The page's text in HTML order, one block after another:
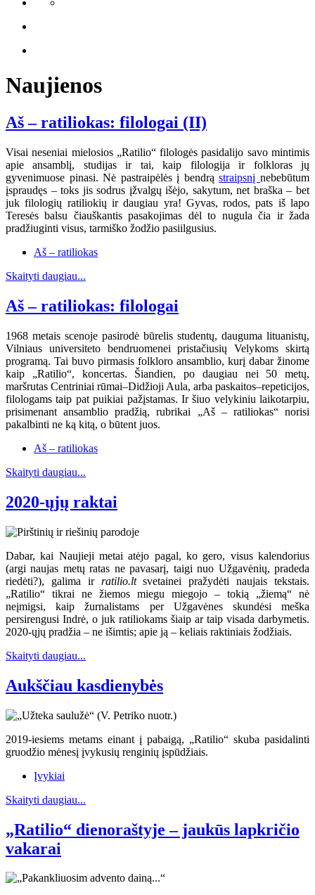
Naujienos
Aš – ratiliokas: filologai (II)
Visai neseniai mielosios „Ratilio“ filologės pasidalijo savo mintimis
apie ansamblį, studijas ir tai, kaip filologija ir folkloras jų
gyvenimuose pinasi. Nė pastraipėlės į bendrąstraipsnįnebebūtum
įspraudęs – toks jis sodrus įžvalgų išėjo, sakytum, net braška – bet
juk filologių ratiliokių ir daugiau yra! Gyvas, rodos, pats iš lapo
Teresės balsu čiauškantis pasakojimas dėl to nugula čia ir žada
pradžiuginti visus, tarmiško žodžio pasiilgusius.
Aš – ratiliokas
Skaityti daugiau...
Aš – ratiliokas: filologai
1968 metais scenoje pasirodė būrelis studentų, dauguma lituanistų,
Vilniaus universiteto bendruomenei pristačiusių Velykoms skirtą
programą. Tai buvo pirmasis folkloro ansamblio, kurį dabar žinome
kaip „Ratilio“, koncertas. Šiandien, po daugiau nei 50 metų,
maršrutas Centriniai rūmai–Didžioji Aula, arba paskaitos–repeticijos,
filologams taip pat puikiai pažįstamas. Ir šiuo velykiniu laikotarpiu,
prisimenant ansamblio pradžią, rubrikai „Aš – ratiliokas“ norisi
pakalbinti ne ką kitą, o būtent juos.
Aš – ratiliokas
Skaityti daugiau...
2020-ųjų raktai
Dabar, kai Naujieji metai atėjo pagal, ko gero, visus kalendorius
(argi naujas metų ratas ne pavasarį, taigi nuo Užgavėnių, pradeda
riedėti?), galima ir ratilio.ltsvetainei pražydėti naujais tekstais.
„Ratilio“ tikrai ne žiemos miegu miegojo – tokią „žiemą“ nė
neįmigsi, kaip žurnalistams per Užgavėnes skundėsi meška
persirengusi Indrė, o juk ratiliokams šiaip ar taip visada darbymetis.
2020-ųjų pradžia – ne išimtis; apie ją – keliais raktiniais žodžiais.
Skaityti daugiau...
Aukščiau kasdienybės
2019-iesiems metams einant į pabaigą, „Ratilio“ skuba pasidalinti
gruodžio mėnesį įvykusių renginių įspūdžiais.
Įvykiai
Skaityti daugiau...
„Ratilio“ dienoraštyje – jaukūs lapkričio
vakarai